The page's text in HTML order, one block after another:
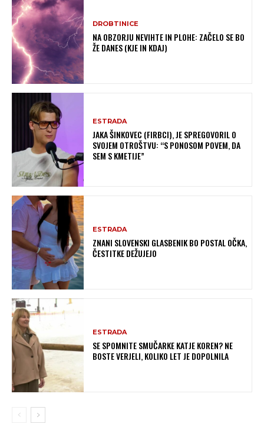
DROBTINICE
NA OBZORJU NEVIHTE IN PLOHE: ZAČELO SE BO
ŽE DANES (KJE IN KDAJ)
ESTRADA
JAKA ŠINKOVEC (FIRBCI), JE SPREGOVORIL O
SVOJEM OTROŠTVU: “S PONOSOM POVEM, DA
SEM S KMETIJE”
ESTRADA
ZNANI SLOVENSKI GLASBENIK BO POSTAL OČKA,
ČESTITKE DEŽUJEJO
ESTRADA
SE SPOMNITE SMUČARKE KATJE KOREN? NE
BOSTE VERJELI, KOLIKO LET JE DOPOLNILA